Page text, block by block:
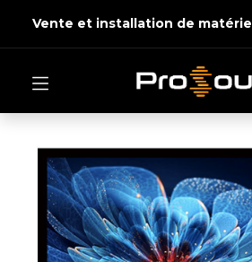
Vente et installation de